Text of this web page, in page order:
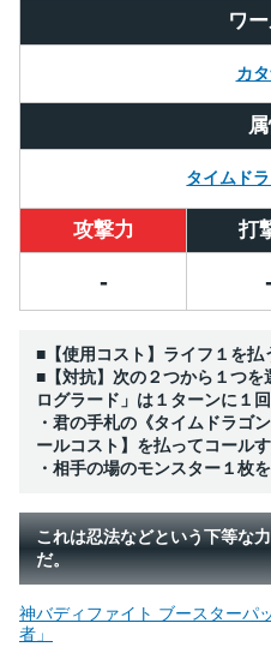
ワ
カ
タイムド
攻撃力 打
-
■【使用コスト】ライフ１を払
■【対抗】次の２つから１つを
ログラード」は１ターンに１回
・君の手札の《タイムドラゴ
ールコスト】を払ってコールす
・相手の場のモンスター１枚
これは忍法などという下等な
だ。
神バディファイト ブースターパ
者」